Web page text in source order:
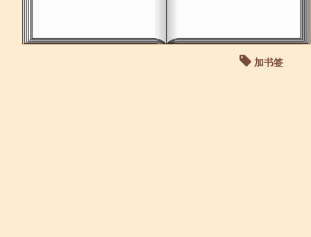
加书签